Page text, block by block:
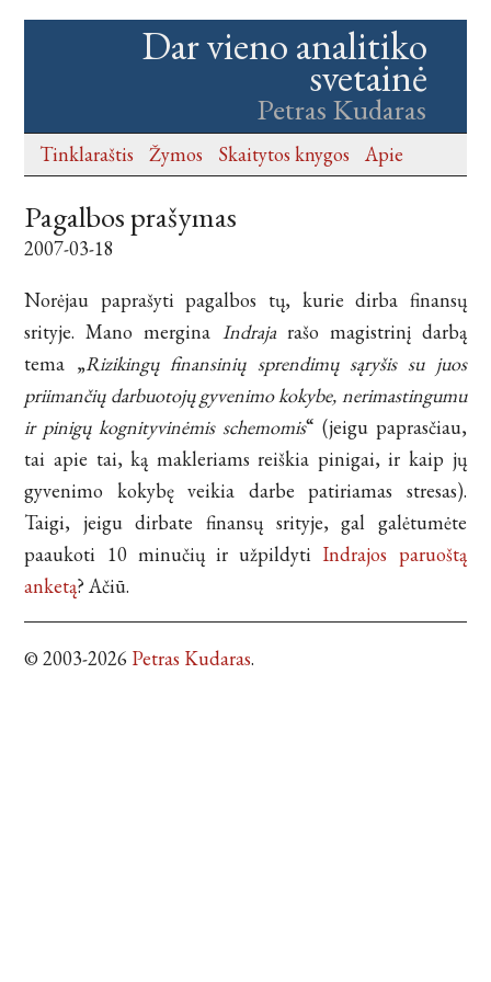
Dar vieno analitiko
svetainė
Petras Kudaras
Tinklaraštis Žymos Skaitytos knygos Apie
Pagalbos prašymas
2007-03-18
Norėjau paprašyti pagalbos tų, kurie dirba finansų
srityje. Mano mergina Indrajarašo magistrinį darbą
tema „Rizikingų finansinių sprendimų sąryšis su juos
priimančių darbuotojų gyvenimo kokybe, nerimastingumu
ir pinigų kognityvinėmis schemomis“ (jeigu paprasčiau,
tai apie tai, ką makleriams reiškia pinigai, ir kaip jų
gyvenimo kokybę veikia darbe patiriamas stresas).
Taigi, jeigu dirbate finansų srityje, gal galėtumėte
paaukoti 10 minučių ir užpildytiIndrajos paruoštą
anketą? Ačiū.
© 2003-2026 Petras Kudaras.